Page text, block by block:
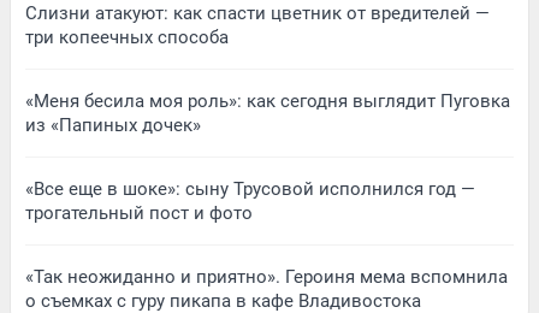
Слизни атакуют: как спасти цветник от вредителей —
три копеечных способа
«Меня бесила моя роль»: как сегодня выглядит Пуговка
из «Папиных дочек»
«Все еще в шоке»: сыну Трусовой исполнился год —
трогательный пост и фото
«Так неожиданно и приятно». Героиня мема вспомнила
о съемках с гуру пикапа в кафе Владивостока